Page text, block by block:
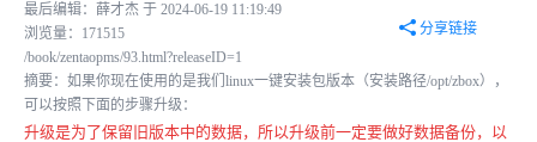
最后编辑：薛才杰 于 2024-06-19 11:19:49
浏览量：171515
分享链接
/book/zentaopms/93.html?releaseID=1
摘要：如果你现在使用的是我们linux一键安装包版本（安装路径/opt/zbox），
可以按照下面的步骤升级：
升级是为了保留旧版本中的数据，所以升级前一定要做好数据备份，以